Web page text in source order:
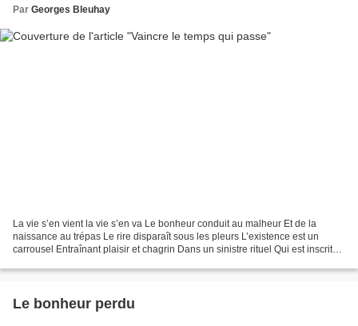
Par Georges Bleuhay
La vie s’en vient la vie s’en va Le bonheur conduit au malheur Et de la
naissance au trépas Le rire disparaît sous les pleurs L’existence est un
carrousel Entraînant plaisir et chagrin Dans un sinistre rituel Qui est inscrit
Le bonheur perdu